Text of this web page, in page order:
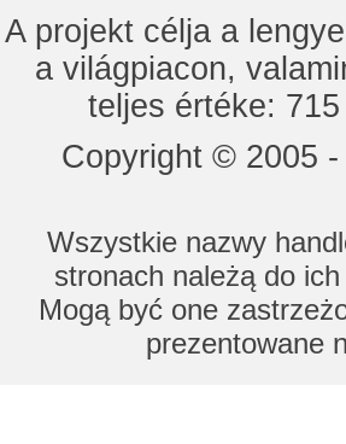
A projekt célja a
a világpiacon,
teljes értéke:
Copyright © 2005
Wszystkie nazwy
stronach należą do
Mogą być one
prezentowane